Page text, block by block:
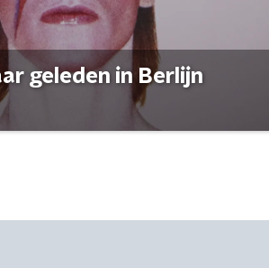
geleden in Berlijn